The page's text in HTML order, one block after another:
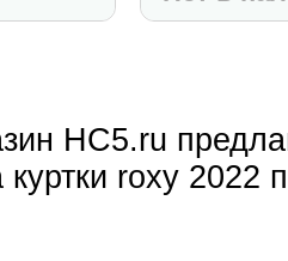
HC5.ru
куртки roxy 2022